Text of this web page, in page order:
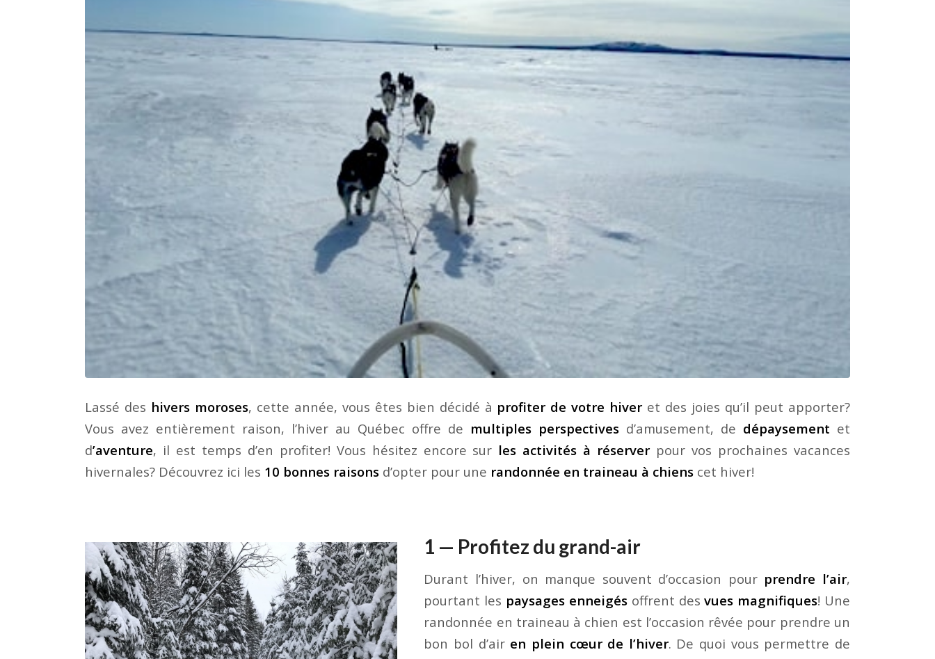
Lassé des hivers moroses, cette année, vous êtes bien décidé à profiter de votre hiveret des joies qu’il peut apporter?
Vous avez entièrement raison, l’hiver au Québec offre de multiples perspectives d’amusement, de dépaysement et
d’aventure, il est temps d’en profiter! Vous hésitez encore sur les activités à réserverpour vos prochaines vacances
hivernales? Découvrez ici les 10 bonnes raisons d’opter pour une randonnée en traineau à chiens cet hiver!
1 — Profitez du grand-air
Durant l’hiver, on manque souvent d’occasion pour prendre l’air,
pourtant les paysages enneigésoffrent desvues magnifiques! Une
randonnée en traineau à chien est l’occasion rêvée pour prendre un
bon bol d’air en plein cœur de l’hiver. De quoi vous permettre de